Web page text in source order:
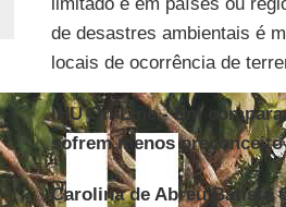
de desastres ambientais é
locais de ocorrência de
IHU On-Line - Em
sofrem menos
Carolina de Abreu Batista